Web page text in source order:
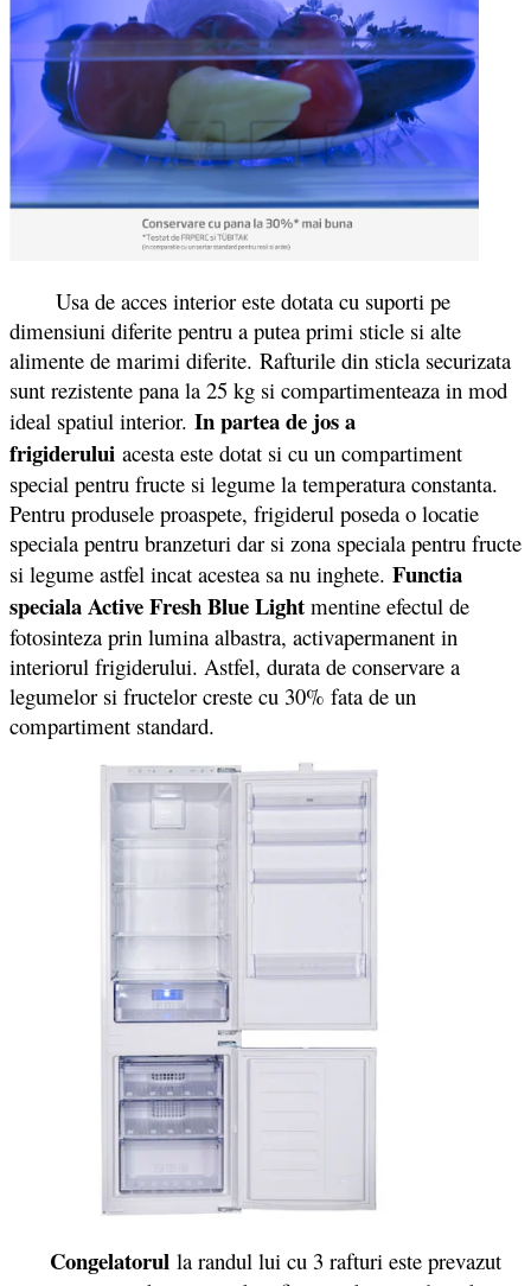
Usa de acces interior este dotata cu suporti pe
dimensiuni diferite pentru a putea primi sticle si alte
alimente de marimi diferite. Rafturile din sticla securizata
sunt rezistente pana la 25 kg si compartimenteaza in mod
ideal spatiul interior. In partea de jos a
frigiderului acesta este dotat si cu un compartiment
special pentru fructe si legume la temperatura constanta.
Pentru produsele proaspete, frigiderul poseda o locatie
speciala pentru branzeturi dar si zona speciala pentru fructe
si legume astfel incat acestea sa nu inghete. Functia
speciala Active Fresh Blue Light mentine efectul de
fotosinteza prin lumina albastra, activapermanent in
interiorul frigiderului. Astfel, durata de conservare a
legumelor si fructelor creste cu 30% fata de un
compartiment standard.
Congelatorul la randul lui cu 3 rafturi este prevazut